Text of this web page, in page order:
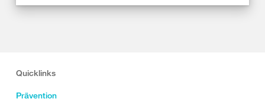
Quicklinks
Prävention